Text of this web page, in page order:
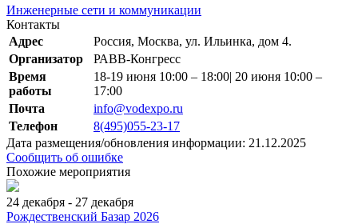
Инженерные сети и коммуникации
Контакты
Адрес
Россия, Москва, ул. Ильинка, дом 4.
Организатор
РАВВ-Конгресс
Время
работы
18-19 июня 10:00 – 18:00| 20 июня 10:00 –
17:00
Почта
info@vodexpo.ru
Телефон
8(495)055-23-17
Дата размещения/обновления информации: 21.12.2025
Сообщить об ошибке
Похожие мероприятия
24 декабря - 27 декабря
Рождественский Базар 2026